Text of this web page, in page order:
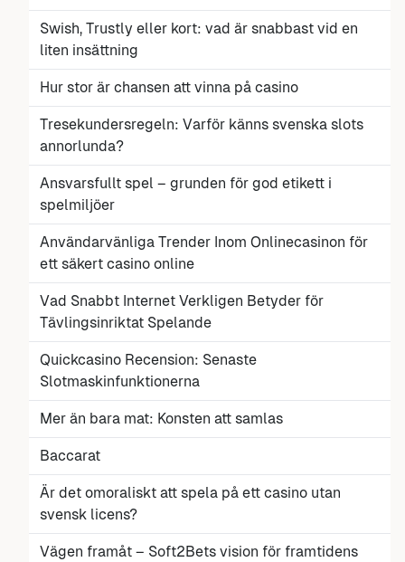
Swish, Trustly eller kort: vad är snabbast vid en
liten insättning
Hur stor är chansen att vinna på casino
Tresekundersregeln: Varför känns svenska slots
annorlunda?
Ansvarsfullt spel – grunden för god etikett i
spelmiljöer
Användarvänliga Trender Inom Onlinecasinon för
ett säkert casino online
Vad Snabbt Internet Verkligen Betyder för
Tävlingsinriktat Spelande
Quickcasino Recension: Senaste
Slotmaskinfunktionerna
Mer än bara mat: Konsten att samlas
Baccarat
Är det omoraliskt att spela på ett casino utan
svensk licens?
Vägen framåt – Soft2Bets vision för framtidens